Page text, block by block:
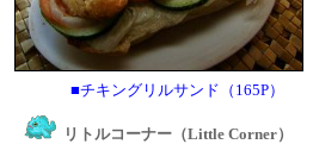
■チキングリルサンド（165P）
リトルコーナー（Little Corner）